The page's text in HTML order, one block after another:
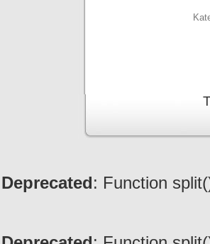
Deprecated: Function